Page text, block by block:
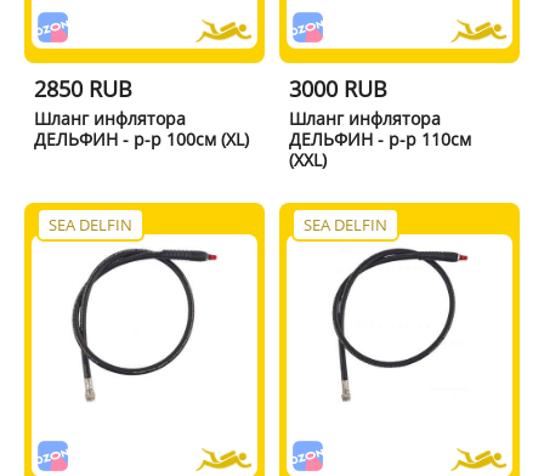
2850 RUB
Шланг инфлятора
ДЕЛЬФИН - р-р 100см (XL)
3000 RUB
Шланг инфлятора
ДЕЛЬФИН - р-р 110см
(XXL)
SEA DELFIN SEA DELFIN